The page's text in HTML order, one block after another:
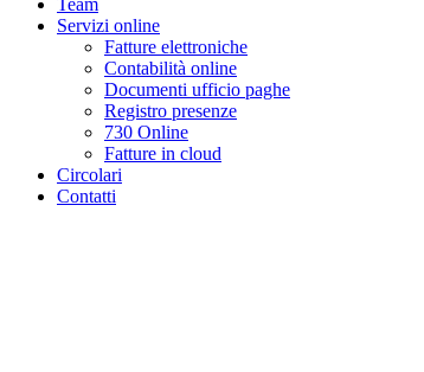
Servizi online
Fatture elettroniche
Contabilità online
Documenti ufficio paghe
Registro presenze
730 Online
Fatture in cloud
Circolari
Contatti